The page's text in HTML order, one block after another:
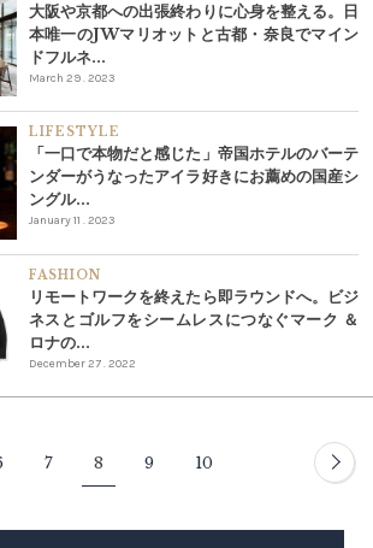
March 29 . 2023
大阪や京都への出張終わりに心身を整える。日
本唯一のJWマリオットと古都・奈良でマイン
ドフルネ...
LIFESTYLE
January 11 . 2023
「一口で本物だと感じた」帝国ホテルのバーテ
ンダーがうなったアイラ好きにお薦めの国産シ
ングル...
FASHION
December 27 . 2022
リモートワークを終えたら即ラウンドへ。ビジ
ネスとゴルフをシームレスにつなぐマーク ＆
ロナの...
7 8 9 10